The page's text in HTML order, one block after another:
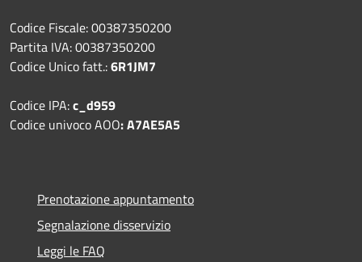
Codice Fiscale: 00387350200
Partita IVA: 00387350200
Codice Unico fatt.:6R1JM7
Codice IPA:c_d959
Codice univoco AOO: A7AE5A5
Prenotazione appuntamento
Segnalazione disservizio
Leggi le FAQ